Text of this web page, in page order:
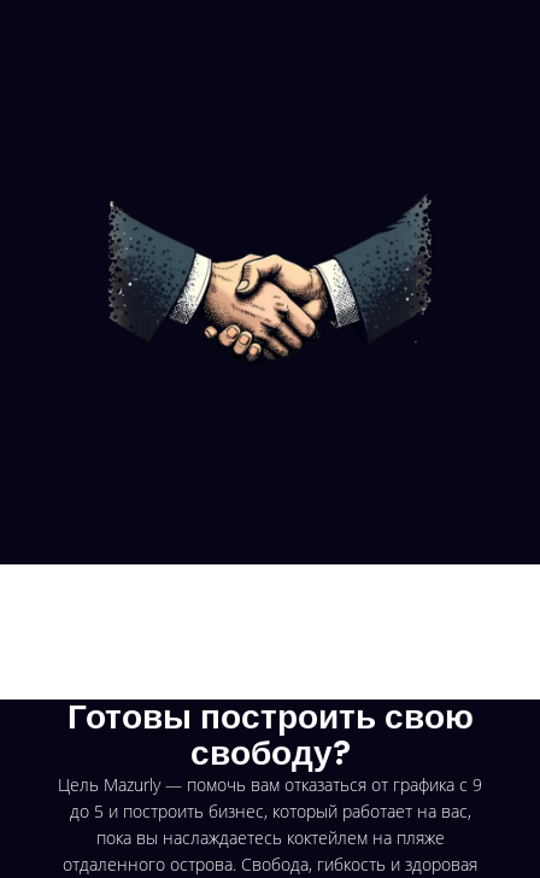
Готовы построить свою
свободу?
Цель Mazurly — помочь вам отказаться от графика с 9
до 5 и построить бизнес, который работает на вас,
пока вы наслаждаетесь коктейлем на пляже
отдаленного острова. Свобода, гибкость и здоровая